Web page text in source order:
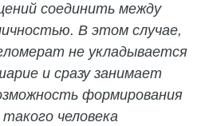
соединить между
В этом случае,
не укладывается
и сразу занимает
формирования
человека